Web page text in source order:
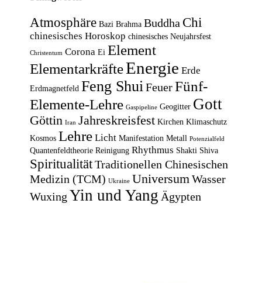
Atmosphäre Bazi Brahma Buddha Chi
chinesisches Horoskop chinesisches Neujahrsfest
Christentum Corona Ei Element
ElementarkräfteEnergie Erde
Erdmagnetfeld Feng Shui Feuer Fünf-
Elemente-Lehre Gaspipeline Geogitter Gott
Göttin Iran Jahreskreisfest Kirchen Klimaschutz
Kosmos Lehre Licht Manifestation Metall Potenzialfeld
Quantenfeldtheorie Reinigung Rhythmus Shakti Shiva
Spiritualität Traditionellen Chinesischen
Medizin (TCM) Ukraine Universum Wasser
Wuxing Yin und Yang Ägypten